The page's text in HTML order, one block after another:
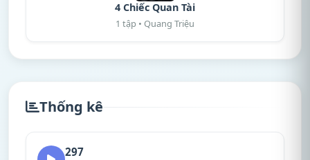
4 Chiếc Quan Tài
1 tập • Quang Triệu
Thống kê
297